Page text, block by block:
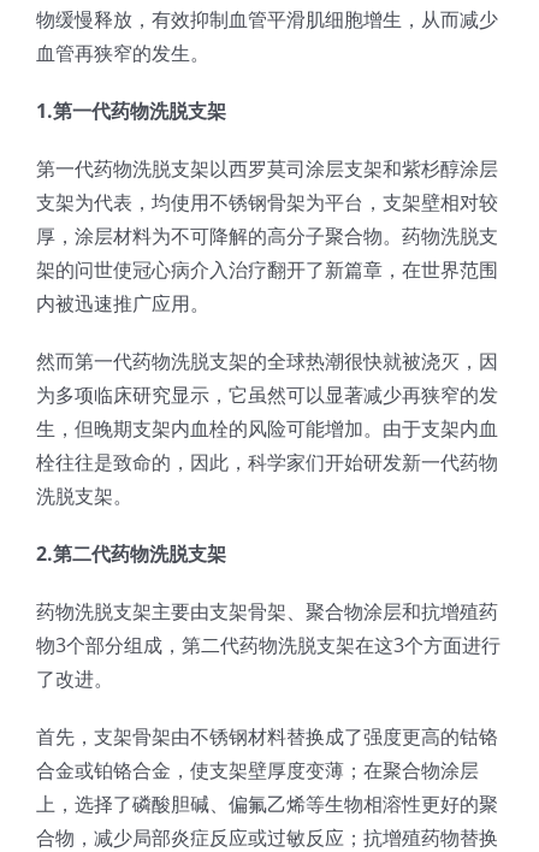
物缓慢释放，有效抑制血管平滑肌细胞增生，从而减少
血管再狭窄的发生。
1.第一代药物洗脱支架
第一代药物洗脱支架以西罗莫司涂层支架和紫杉醇涂层
支架为代表，均使用不锈钢骨架为平台，支架壁相对较
厚，涂层材料为不可降解的高分子聚合物。药物洗脱支
架的问世使冠心病介入治疗翻开了新篇章，在世界范围
内被迅速推广应用。
然而第一代药物洗脱支架的全球热潮很快就被浇灭，因
为多项临床研究显示，它虽然可以显著减少再狭窄的发
生，但晚期支架内血栓的风险可能增加。由于支架内血
栓往往是致命的，因此，科学家们开始研发新一代药物
洗脱支架。
2.第二代药物洗脱支架
药物洗脱支架主要由支架骨架、聚合物涂层和抗增殖药
物3个部分组成，第二代药物洗脱支架在这3个方面进行
了改进。
首先，支架骨架由不锈钢材料替换成了强度更高的钴铬
合金或铂铬合金，使支架壁厚度变薄；在聚合物涂层
上，选择了磷酸胆碱、偏氟乙烯等生物相溶性更好的聚
合物，减少局部炎症反应或过敏反应；抗增殖药物替换